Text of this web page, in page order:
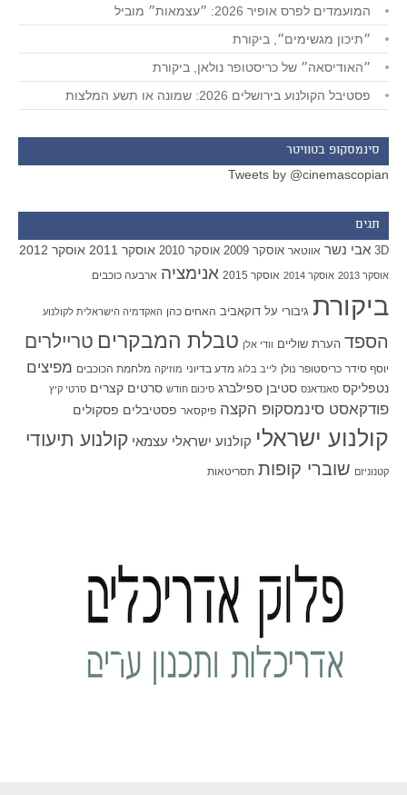
המועמדים לפרס אופיר 2026: ״עצמאות״ מוביל
״תיכון מגשימים״, ביקורת
״האודיסאה״ של כריסטופר נולאן, ביקורת
פסטיבל הקולנוע בירושלים 2026: שמונה או תשע המלצות
סינמסקופ בטוויטר
Tweets by @cinemascopian
תגים
3D אבי נשר אווטאר אוסקר 2009 אוסקר 2010 אוסקר 2011 אוסקר 2012
אוסקר 2013 אוסקר 2014 אוסקר 2015 אנימציה ארבעה כוכבים
ביקורת גיבורי על דוקאביב האחים כהן האקדמיה הישראלית לקולנוע
הספד הערת שוליים וודי אלן טבלת המבקרים טריילרים
יוסף סידר כריסטופר נולן לייב בלוג מדע בדיוני מוזיקה מלחמת הכוכבים מפיצים
נטפליקס סאנדאנס סטיבן ספילברג סיכום חודש סרטים קצרים סרטי קיץ
פודקאסט סינמסקופ הקצה פיקסאר פסטיבלים פסקולים
קולנוע ישראלי קולנוע ישראלי עצמאי קולנוע תיעודי
קטנוניזם שוברי קופות תסריטאות